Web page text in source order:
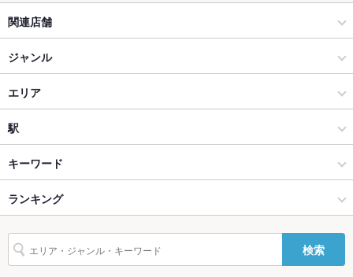
貸切不可 ：貸切30名様以上から承ります。
設備
Wi-Fi
バリアフリ
ー
駐車場
その他設備
その他
飲み放題 あり ：飲み放題ご用意しております♪
関連店舗
原価ビストロチーズプラス
ジャンル
イタリアン・フレンチ
イタリアン
心斎橋・なんば・南船場・堀江 × イタリアン・フレンチ
心斎橋・なんば・南船場・堀江 × イタリアン
難波駅 × イタリアン・フレンチ
難波駅 × イタリアン
エリア
難波
難波 × イタリアン・フレンチ
難波 × イタリアン
難波 × 居酒屋
難波 × 洋・和洋・各国料理・その他
駅
大阪難波駅
なんば駅
難波駅
キーワード
エビ料理
ジェノベーゼ ボロネーゼ ピザ ケーキ
ランキング
大阪のグルメランキング
大阪のイタリアン・フレンチランキング
検索